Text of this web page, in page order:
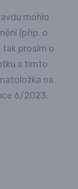
mohlo
(příp. o
tak prosím o
s tímto
na
6/2023.